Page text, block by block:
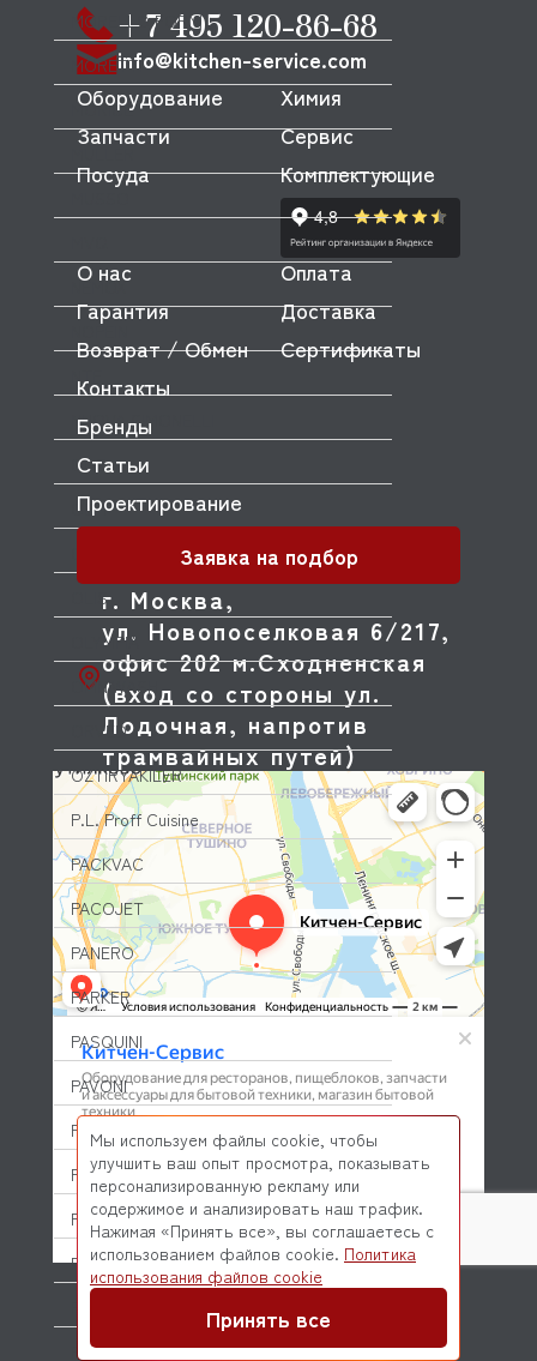
MORELLO FORNI
MORETTI
MORICE
NEMOX
NOPEIN
NTF
NUOVA SIMONELLI
ODE
OEM
OLIS
OLYMPIA
OMNIWASH
ORVED
OZTIRYAKILER
P.L. Proff Cuisine
PACKVAC
PACOJET
PANERO
PARKER
PASQUINI
PAVONI
PIRON
PIZZA-GROUP
PLAS-CONT
POLAIR (ПОЛАИР)
POPCAKE
+7 495 120-86-68
info@kitchen-service.com
г. Москва,
ул. Новопоселковая 6/217,
офис 202 м.Сходненская
(вход со стороны ул.
Лодочная, напротив
трамвайных путей)
Оборудование
Запчасти
Посуда
Химия
Сервис
Комплектующие
О нас
Оплата
Гарантия
Доставка
Возврат / Обмен
Сертификаты
Контакты
Бренды
Статьи
Проектирование
Заявка на подбор
© 2026 Kitchen-Service.com Интернет-магазин запчастей
и оборудования профессиональной кухни
Мы используем файлы cookie, чтобы
улучшить ваш опыт просмотра, показывать
персонализированную рекламу или
содержимое и анализировать наш трафик.
Нажимая «Принять все», вы соглашаетесь с
использованием файлов cookie. Политика
использования файлов cookie
Принять все